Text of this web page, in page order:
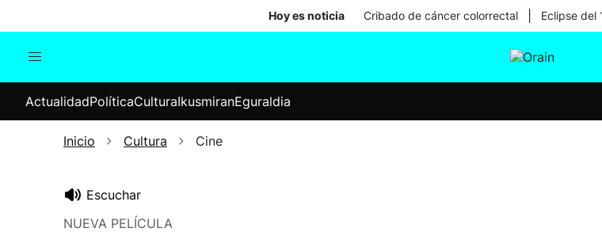
Hoy es noticia Cribado de cáncer colorrectal Eclipse del
Internacional
Elecciones
ActualidadPolíticaCulturaIkusmiranEguraldia
Inicio Cultura Cine
Escuchar
NUEVA PELÍCULA